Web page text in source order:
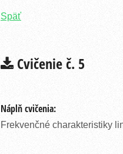
Späť
Cvičenie č. 5
Náplň cvičenia:
Frekvenčné charakteristiky